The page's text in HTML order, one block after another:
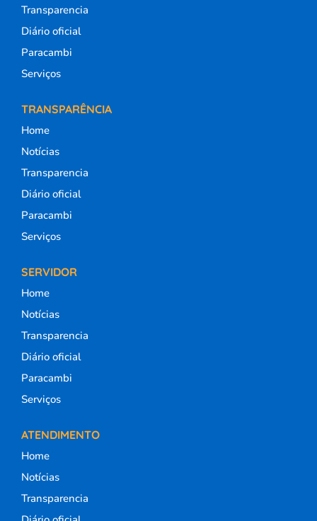
Transparencia
Diário oficial
Paracambi
Serviços
TRANSPARÊNCIA
Home
Notícias
Transparencia
Diário oficial
Paracambi
Serviços
SERVIDOR
Home
Notícias
Transparencia
Diário oficial
Paracambi
Serviços
ATENDIMENTO
Home
Notícias
Transparencia